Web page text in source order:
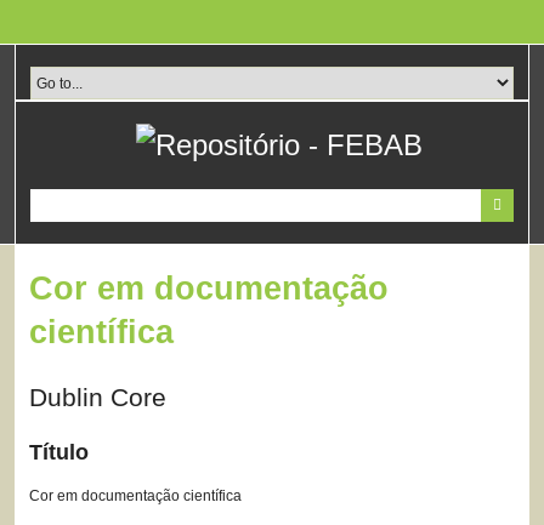
conteúdo
principal
Cor em documentação
científica
Dublin Core
Título
Cor em documentação científica